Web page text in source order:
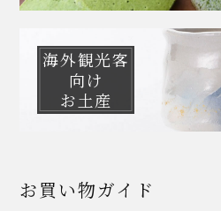
海外観光客
向け
お土産
お買い物ガイド